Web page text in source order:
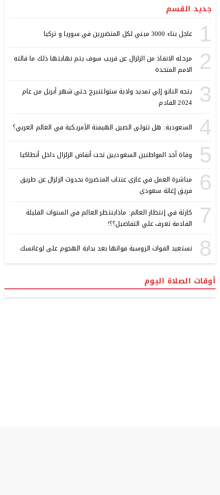
جديد القسم
1 عاجل بناء 3000 مبني لكل المتضررين في سوريا و تركيا
2
مرحله الانقاذ من الزلزال عن قريب سوف يتم نهايتها ذلك ما قالته
الامم المتحدة
3
يتجه الناتو إلي تمديد ولاية ستولتنبرج حتي شهر أبريل من عام
2024 القادم
4 السعودية: هل تتولى الصين الهيمنة الأمريكية في العالم العربي؟
5 وفاة أحد المواطنين السعوديين تحت أنقاض الزلزال داخل أنطاكيا
6
مباشرة العمل في غازي عنتاب المتضررة بحدوث الزلزال عن طريق
فريق إغاثة سعودي
7
كارثة في إنتظار العالم: ماذاينتظر العالم في السنوات القليلة
القادمة تعرف علي التفاصيل؟؟!
8 تستعيد القوات الروسية قواتها بعد بداية الهجوم على لوغانسك
أوقات الصلاة اليوم